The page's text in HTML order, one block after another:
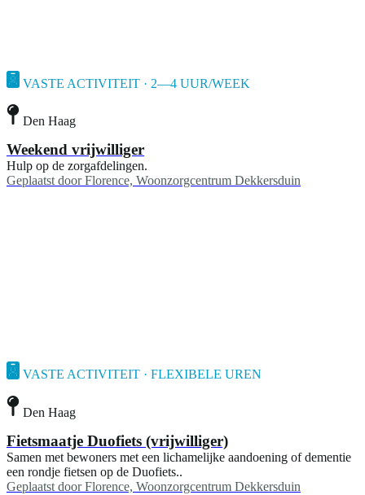
VASTE ACTIVITEIT · 2—4 UUR/WEEK
Den Haag
Weekend vrijwilliger
Hulp op de zorgafdelingen.
Geplaatst door Florence, Woonzorgcentrum Dekkersduin
VASTE ACTIVITEIT · FLEXIBELE UREN
Den Haag
Fietsmaatje Duofiets (vrijwilliger)
Samen met bewoners met een lichamelijke aandoening of dementie
een rondje fietsen op de Duofiets..
Geplaatst door Florence, Woonzorgcentrum Dekkersduin